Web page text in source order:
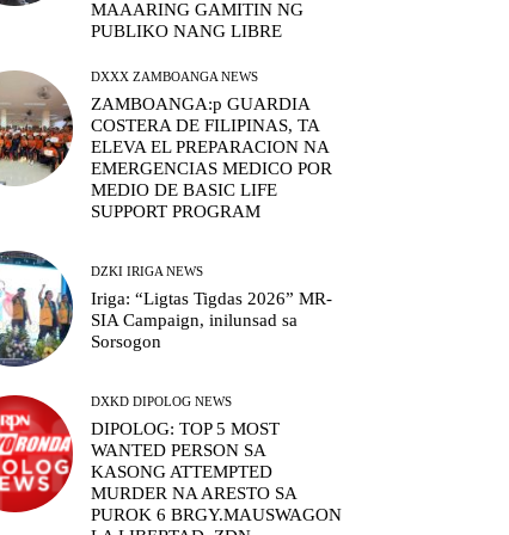
MAAARING GAMITIN NG
PUBLIKO NANG LIBRE
DXXX ZAMBOANGA NEWS
ZAMBOANGA:p GUARDIA
COSTERA DE FILIPINAS, TA
ELEVA EL PREPARACION NA
EMERGENCIAS MEDICO POR
MEDIO DE BASIC LIFE
SUPPORT PROGRAM
DZKI IRIGA NEWS
Iriga: “Ligtas Tigdas 2026” MR-
SIA Campaign, inilunsad sa
Sorsogon
DXKD DIPOLOG NEWS
DIPOLOG: TOP 5 MOST
WANTED PERSON SA
KASONG ATTEMPTED
MURDER NA ARESTO SA
PUROK 6 BRGY.MAUSWAGON